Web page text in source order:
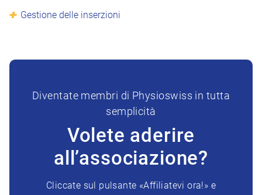
Gestione delle inserzioni
Diventate membri di Physioswiss in tutta
semplicità
Volete aderire
all’associazione?
Cliccate sul pulsante «Affiliatevi ora!» e